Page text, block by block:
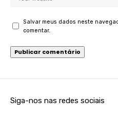
Salvar meus dados neste
comentar.
Siga-nos nas redes sociais